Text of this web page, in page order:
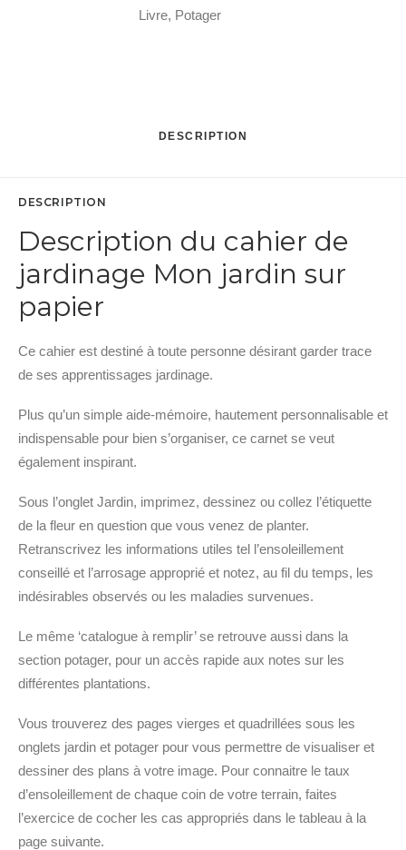
Livre, Potager
DESCRIPTION
DESCRIPTION
Description du cahier de
jardinage Mon jardin sur
papier
Ce cahier est destiné à toute personne désirant garder trace
de ses apprentissages jardinage.
Plus qu’un simple aide-mémoire, hautement personnalisable et
indispensable pour bien s’organiser, ce carnet se veut
également inspirant.
Sous l’onglet Jardin, imprimez, dessinez ou collez l’étiquette
de la fleur en question que vous venez de planter.
Retranscrivez les informations utiles tel l’ensoleillement
conseillé et l’arrosage approprié et notez, au fil du temps, les
indésirables observés ou les maladies survenues.
Le même ‘catalogue à remplir’ se retrouve aussi dans la
section potager, pour un accès rapide aux notes sur les
différentes plantations.
Vous trouverez des pages vierges et quadrillées sous les
onglets jardin et potager pour vous permettre de visualiser et
dessiner des plans à votre image. Pour connaitre le taux
d’ensoleillement de chaque coin de votre terrain, faites
l’exercice de cocher les cas appropriés dans le tableau à la
page suivante.